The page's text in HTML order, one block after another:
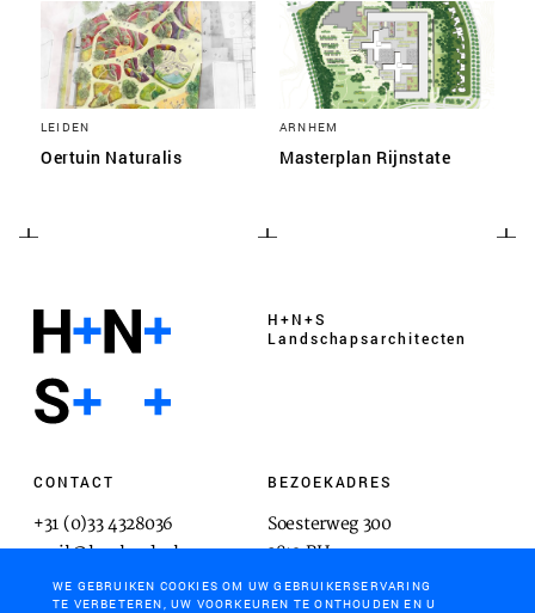
LEIDEN
Oertuin Naturalis
ARNHEM
Masterplan Rijnstate
H+N+S
Landschaps­architecten
CONTACT
+31 (0)33 4328036
mail@hnsland.nl
BEZOEKADRES
Soesterweg 300
3812 BH
Amersfoort
WE GEBRUIKEN COOKIES OM UW GEBRUIKERSERVARING
TE VERBETEREN, UW VOORKEUREN TE ONTHOUDEN EN U